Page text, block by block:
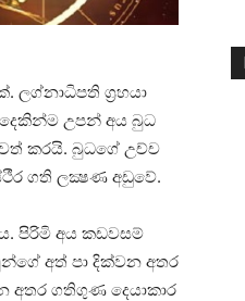
ලග්නාධිපති ග්‍රහයා
දෙකින්ම උපන් අය බුධ
කරයි. බුධගේ උච්ච
ගති ලක්‍ෂණ අඩුවේ.
පිරිමි අය කඩවසම්
අත් පා දික්‌වන අතර
ගතිගුණ දෙයාකාර